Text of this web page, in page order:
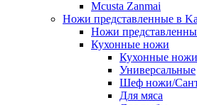
Mcusta Zanmai
Ножи представленные в
Ножи
Кухонные ножи
Кухонные ножи
Универсальные
Шеф ножи/
Для мяса